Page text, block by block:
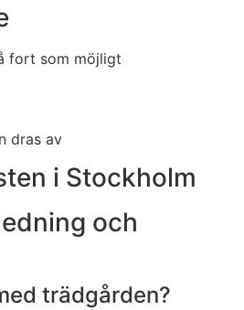
fort som möjligt
dras av
i Stockholm
och
trädgården?